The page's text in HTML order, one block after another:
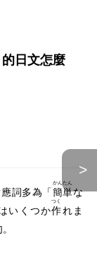
日文怎麼
>
詞多為「簡単
かんたん
な
いくつか作
つく
れま